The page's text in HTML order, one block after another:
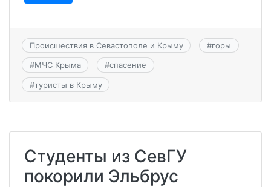
Происшествия в Севастополе и Крыму #горы
#МЧС Крыма #спасение
#туристы в Крыму
Студенты из СевГУ
покорили Эльбрус